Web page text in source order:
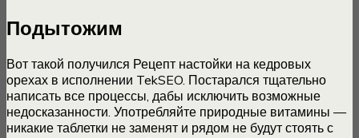
Подытожим
Вот такой получился Рецепт настойки на кедровых
орехах в исполнении TekSEO. Постарался тщательно
написать все процессы, дабы исключить возможные
недосказанности. Употребляйте природные витамины —
никакие таблетки не заменят и рядом не будут стоять с